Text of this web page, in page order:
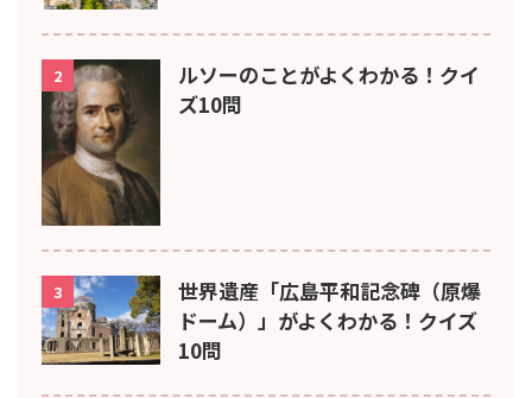
2
ルソーのことがよくわかる！クイ
ズ10問
3
世界遺産「広島平和記念碑（原爆
ドーム）」がよくわかる！クイズ
10問